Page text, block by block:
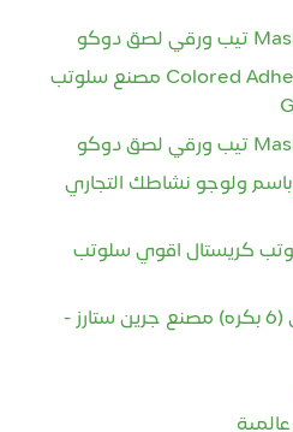
سلوتيب الوان Colored Adhesive Tape مصنع سلوتب
ولوجو نشاطك التجاري
كريستال اقوي سلوتب
سعر عمود سلوتيب عريض (6 بكره) مصنع جرين ستارز -